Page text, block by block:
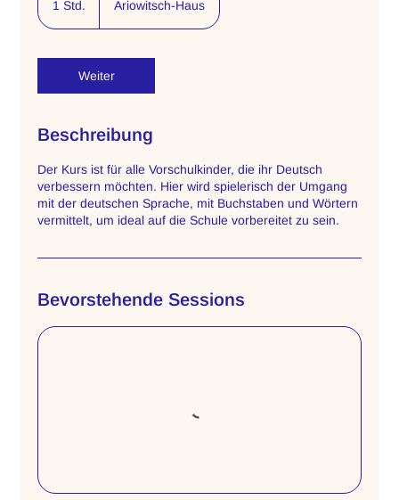
1 Std.
d
Ariowitsch-Haus
Weiter
Beschreibung
Der Kurs ist für alle Vorschulkinder, die ihr Deutsch
verbessern möchten. Hier wird spielerisch der Umgang
mit der deutschen Sprache, mit Buchstaben und Wörtern
vermittelt, um ideal auf die Schule vorbereitet zu sein.
Bevorstehende Sessions